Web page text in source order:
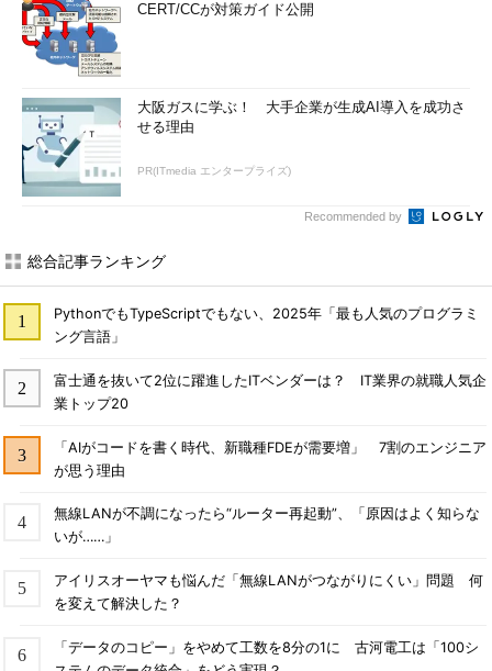
CERT/CCが対策ガイド公開
大阪ガスに学ぶ！ 大手企業が生成AI導入を成功さ
せる理由
PR(ITmedia エンタープライズ)
Recommended by
総合記事ランキング
PythonでもTypeScriptでもない、2025年「最も人気のプログラミ
ング言語」
富士通を抜いて2位に躍進したITベンダーは？ IT業界の就職人気企
業トップ20
「AIがコードを書く時代、新職種FDEが需要増」 7割のエンジニア
が思う理由
無線LANが不調になったら“ルーター再起動”、「原因はよく知らな
いが……」
アイリスオーヤマも悩んだ「無線LANがつながりにくい」問題 何
を変えて解決した？
「データのコピー」をやめて工数を8分の1に 古河電工は「100シ